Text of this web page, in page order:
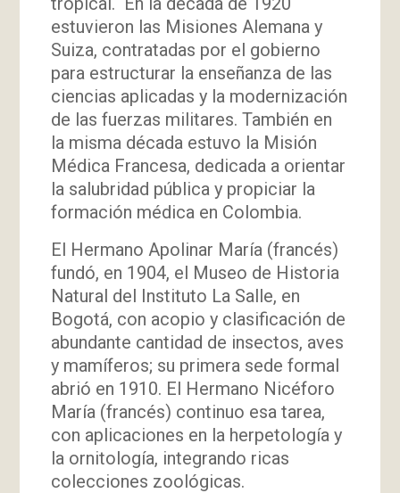
estuvieron las Misiones Alemana y
Suiza, contratadas por el gobierno
para estructurar la enseñanza de las
ciencias aplicadas y la modernización
de las fuerzas militares. También en
la misma década estuvo la Misión
Médica Francesa, dedicada a orientar
la salubridad pública y propiciar la
formación médica en Colombia.
El Hermano Apolinar María (francés)
fundó, en 1904, el Museo de Historia
Natural del Instituto La Salle, en
Bogotá, con acopio y clasificación de
abundante cantidad de insectos, aves
y mamíferos; su primera sede formal
abrió en 1910. El Hermano Nicéforo
María (francés) continuo esa tarea,
con aplicaciones en la herpetología y
la ornitología, integrando ricas
colecciones zoológicas.